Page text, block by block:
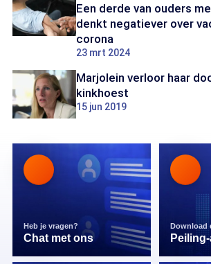
Een derde van ouders
denkt negatiever over
corona
23 mrt 2024
Marjolein verloor haar
kinkhoest
15 jun 2019
Heb je vragen?
Chat met ons
Download